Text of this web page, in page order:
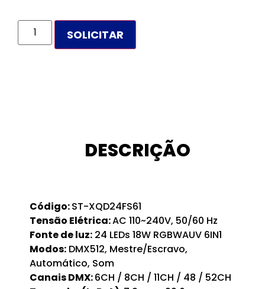
DESCRIÇÃO
Código:ST-XQD24FS61
Tensão Elétrica:AC 110~240V, 50/60 Hz
Fonte de luz: 24 LEDs 18W RGBWAUV 6IN1
Modos: DMX512, Mestre/Escravo,
Automático, Som
Canais DMX:6CH / 8CH / 11CH / 48 / 52CH